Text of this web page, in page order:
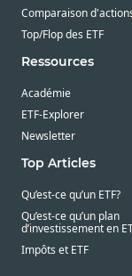
Comparaison
Top/Flop des ETF
Ressources
Académie
ETF-Explorer
Newsletter
Top Articles
Qu’est-ce qu’un ETF?
Qu’est-ce qu’un plan
d’investissement en
Impôts et ETF